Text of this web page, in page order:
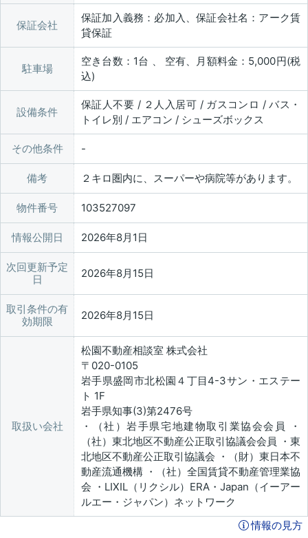
保証会社
保証加入義務：必加入、保証会社名：アーク賃
貸保証
駐車場
空き台数：1台 、 空有、月額料金：5,000円(税
込)
設備条件
保証人不要 / ２人入居可 / ガスコンロ / バス・
トイレ別 / エアコン / シューズボックス
その他条件
備考 ２キロ圏内に、スーパーや病院等があります。
物件番号 103527097
情報公開日 2026年8月1日
次回更新予定
日
2026年8月15日
取引条件の有
効期限
2026年8月15日
取扱い会社
松園不動産相談室 株式会社
〒020-0105
岩手県盛岡市北松園４丁目4-3サン・エステー
ト 1F
岩手県知事(3)第2476号
・（社）岩手県宅地建物取引業協会会員 ・
（社）東北地区不動産公正取引協議会会員 ・東
北地区不動産公正取引協議会 ・（財）東日本不
動産流通機構 ・（社）全国賃貸不動産管理業協
会 ・LIXIL（リクシル）ERA・Japan（イーアー
ルエー・ジャパン）ネットワーク
情報の見方